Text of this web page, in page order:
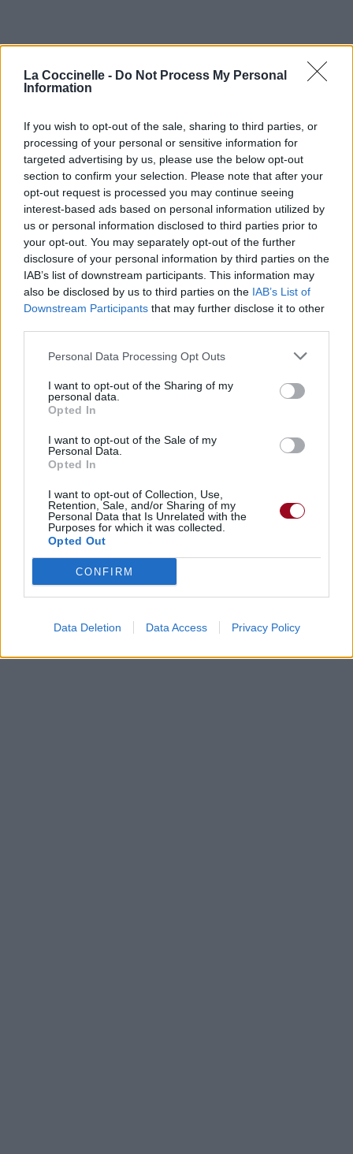
La Coccinelle - Do Not Process My Personal
Information
If you wish to opt-out of the sale, sharing to third parties, or
processing of your personal or sensitive information for
targeted advertising by us, please use the below opt-out
section to confirm your selection. Please note that after your
opt-out request is processed you may continue seeing
interest-based ads based on personal information utilized by
us or personal information disclosed to third parties prior to
your opt-out. You may separately opt-out of the further
disclosure of your personal information by third parties on the
IAB’s list of downstream participants. This information may
also be disclosed by us to third parties on the IAB’s List of
Downstream Participants that may further disclose it to other
Personal Data Processing Opt Outs
I want to opt-out of the Sharing of my
personal data.
Opted In
I want to opt-out of the Sale of my
Personal Data.
Opted In
I want to opt-out of Collection, Use,
Retention, Sale, and/or Sharing of my
Personal Data that Is Unrelated with the
Purposes for which it was collected.
Opted Out
CONFIRM
Data Deletion Data Access Privacy Policy